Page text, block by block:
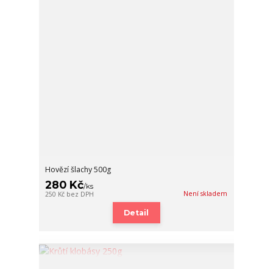
Hovězí šlachy 500g
280 Kč/ks
250 Kč bez DPH Není skladem
Detail